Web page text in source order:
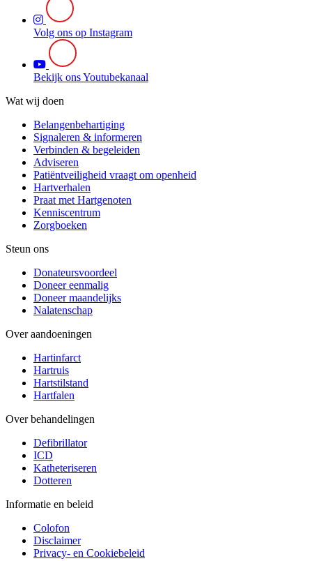
Volg ons op Instagram
Bekijk ons Youtubekanaal
Wat wij doen
Belangenbehartiging
Signaleren & informeren
Verbinden & begeleiden
Adviseren
Patiëntveiligheid vraagt om openheid
Hartverhalen
Praat met Hartgenoten
Kenniscentrum
Zorgboeken
Steun ons
Donateursvoordeel
Doneer eenmalig
Doneer maandelijks
Nalatenschap
Over aandoeningen
Hartinfarct
Hartruis
Hartstilstand
Hartfalen
Over behandelingen
Defibrillator
ICD
Katheteriseren
Dotteren
Informatie en beleid
Colofon
Disclaimer
Privacy- en Cookiebeleid